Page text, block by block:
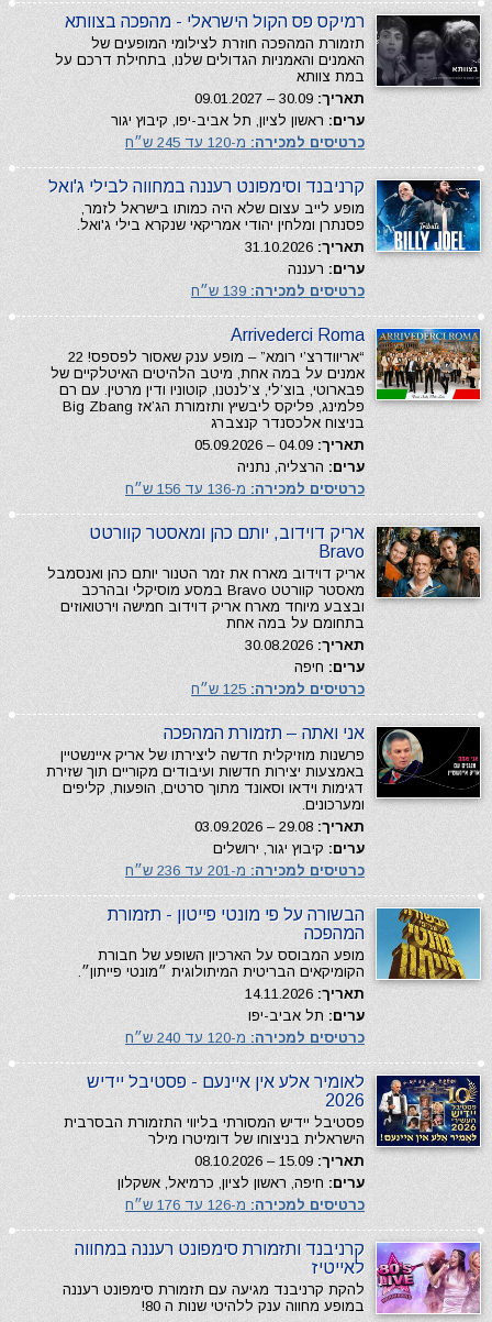
רמיקס פס הקול הישראלי - מהפכה בצוותא
תזמורת המהפכה חוזרת לצילומי המופעים של
האמנים והאמניות הגדולים שלנו, בתחילת דרכם על
במת צוותא
תאריך:
ערים: ראשון לציון, תל אביב-יפו, קיבוץ יגור
כרטיסים למכירה: מ-120 עד 245 ש״ח
קרניבנד וסימפונט רעננה במחווה לבילי ג'ואל
מופע לייב עצום שלא היה כמותו בישראל לזמר,
פסנתרן ומלחין יהודי אמריקאי שנקרא בילי ג'ואל.
תאריך:
ערים: רעננה
כרטיסים למכירה:
Arrivederci Roma
“אריוודרצ’י רומא” – מופע ענק שאסור לפספס! 22
אמנים על במה אחת, מיטב הלהיטים האיטלקיים של
פבארוטי, בוצ’לי, צ’לנטנו, קוטוניו ודין מרטין. עם רם
פלמינג, פליקס ליבשיץ ותזמורת הג’אז Big Zbang
בניצוח אלכסנדר קנצברג
תאריך:
ערים: הרצליה, נתניה
כרטיסים למכירה: מ-136 עד 156 ש״ח
אריק דוידוב, יותם כהן ומאסטר קוורטט
Bravo
אריק דוידוב מארח את זמר הטנור יותם כהן ואנסמבל
מאסטר קוורטט Bravo במסע מוסיקלי ובהרכב
ובצבע מיוחד מארח אריק דוידוב חמישה וירטואוזים
בתחומם על במה אחת
תאריך:
ערים: חיפה
כרטיסים למכירה:
אני ואתה – תזמורת המהפכה
פרשנות מוזיקלית חדשה ליצירתו של אריק איינשטיין
באמצעות יצירות חדשות ועיבודים מקוריים תוך שזירת
דגימות וידאו וסאונד מתוך סרטים, הופעות, קליפים
ומערכונים.
תאריך:
ערים: קיבוץ יגור, ירושלים
כרטיסים למכירה: מ-201 עד 236 ש״ח
הבשורה על פי מונטי פייטון - תזמורת
המהפכה
מופע המבוסס על הארכיון השופע של חבורת
הקומיקאים הבריטית המיתולוגית ״מונטי פייתון״.
תאריך:
ערים: תל אביב-יפו
כרטיסים למכירה: מ-120 עד 240 ש״ח
לאומיר אלע אין איינעם - פסטיבל יידיש
2026
פסטיבל יידיש המסורתי בליווי התזמורת הבסרבית
הישראלית בניצוחו של דומיטרו מילר
תאריך:
ערים: חיפה, ראשון לציון, כרמיאל, אשקלון
כרטיסים למכירה: מ-126 עד 176 ש״ח
קרניבנד ותזמורת סימפונט רעננה במחווה
לאייטיז
להקת קרניבנד מגיעה עם תזמורת סימפונט רעננה
במופע מחווה ענק ללהיטי שנות ה 80!